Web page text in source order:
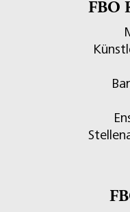
FBO